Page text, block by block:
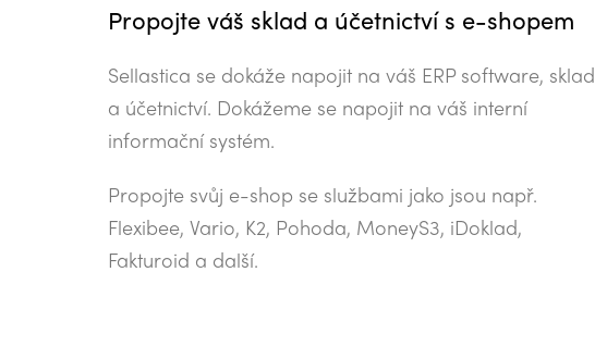
Propojte váš sklad a účetnictví s e-shopem
Sellastica se dokáže napojit na váš ERP software, sklad
a účetnictví. Dokážeme se napojit na váš interní
informační systém.
Propojte svůj e-shop se službami jako jsou např.
Flexibee, Vario, K2, Pohoda, MoneyS3, iDoklad,
Fakturoid a další.